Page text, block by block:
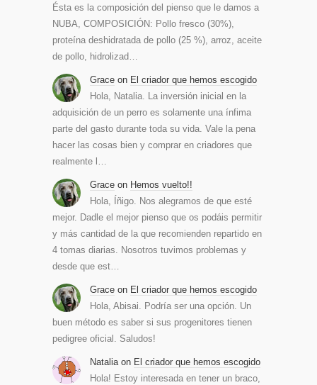
Ésta es la composición del pienso que le damos a
NUBA, COMPOSICIÓN: Pollo fresco (30%),
proteína deshidratada de pollo (25 %), arroz, aceite
de pollo, hidrolizad…
Grace on El criador que hemos escogido
Hola, Natalia. La inversión inicial en la
adquisición de un perro es solamente una ínfima
parte del gasto durante toda su vida. Vale la pena
hacer las cosas bien y comprar en criadores que
realmente l…
Grace on Hemos vuelto!!
Hola, Íñigo. Nos alegramos de que esté
mejor. Dadle el mejor pienso que os podáis permitir
y más cantidad de la que recomienden repartido en
4 tomas diarias. Nosotros tuvimos problemas y
desde que est…
Grace on El criador que hemos escogido
Hola, Abisai. Podría ser una opción. Un
buen método es saber si sus progenitores tienen
pedigree oficial. Saludos!
Natalia on El criador que hemos escogido
Hola! Estoy interesada en tener un braco,